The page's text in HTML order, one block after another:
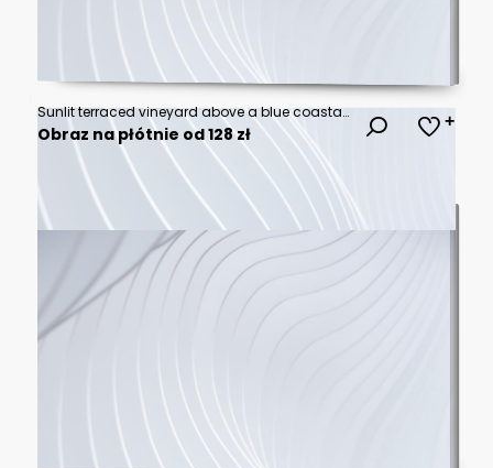
Sunlit terraced vineyard above a blue coastal bay with grape clusters, stone path, and mountains, ideal for wine tourism, agriculture, and Mediterranean travel marketing.
Obraz na płótnie od 128 zł